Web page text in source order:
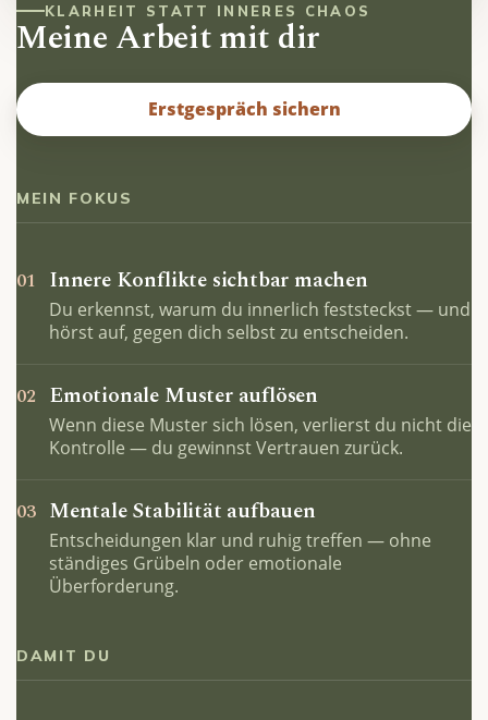
KLARHEIT STATT INNERES CHAOS
Meine Arbeit mit dir
Erstgespräch sichern
MEIN FOKUS
01 Innere Konflikte sichtbar machen
Du erkennst, warum du innerlich feststeckst — und
hörst auf, gegen dich selbst zu entscheiden.
02 Emotionale Muster auflösen
Wenn diese Muster sich lösen, verlierst du nicht die
Kontrolle — du gewinnst Vertrauen zurück.
03 Mentale Stabilität aufbauen
Entscheidungen klar und ruhig treffen — ohne
ständiges Grübeln oder emotionale
Überforderung.
DAMIT DU